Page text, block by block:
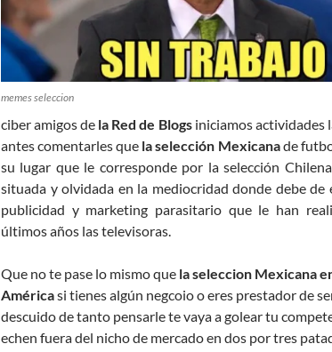
memes seleccion
ciber amigos de la Red de Blogsiniciamos actividades
antes comentarles que la selección Mexicanade
su lugar que le corresponde por la selección
situada y olvidada en la mediocridad donde debe
publicidad y marketing parasitario que le han
últimos años las televisoras.
Que no te pase lo mismo que la seleccion Mexicana
Américasi tienes algún negcoio o eres prestador de
descuido de tanto pensarle te vaya a golear tu
echen fuera del nicho de mercado en dos por tres